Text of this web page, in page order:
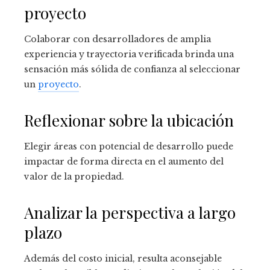
proyecto
Colaborar con desarrolladores de amplia
experiencia y trayectoria verificada brinda una
sensación más sólida de confianza al seleccionar
un proyecto.
Reflexionar sobre la ubicación
Elegir áreas con potencial de desarrollo puede
impactar de forma directa en el aumento del
valor de la propiedad.
Analizar la perspectiva a largo
plazo
Además del costo inicial, resulta aconsejable